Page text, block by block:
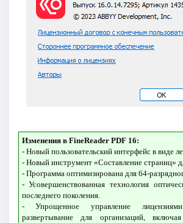
Изменения в FineReader PDF 16:
- Новый пользовательский интерфейс в виде
- Новый инструмент «Составление страниц»
- Программа оптимизирована для 64-
- Усовершенствованная технология
последнего поколения.
- Упрощенное управление
развертывание для организаций,